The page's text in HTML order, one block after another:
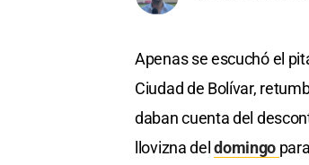
Apenas se escuchó el
Ciudad de Bolívar,
daban cuenta del
llovizna deldomingo